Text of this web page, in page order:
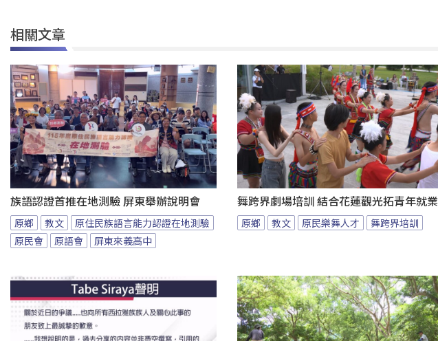
相關文章
族語認證首推在地測驗 屏東舉辦說明會
原鄉 教文
原住民族語言能力認證在地測驗
原民會
原語會 屏東來義高中
舞跨界劇場培訓 結合花蓮觀光拓青年就業
原鄉 教文 原民樂舞人才 舞跨界培訓